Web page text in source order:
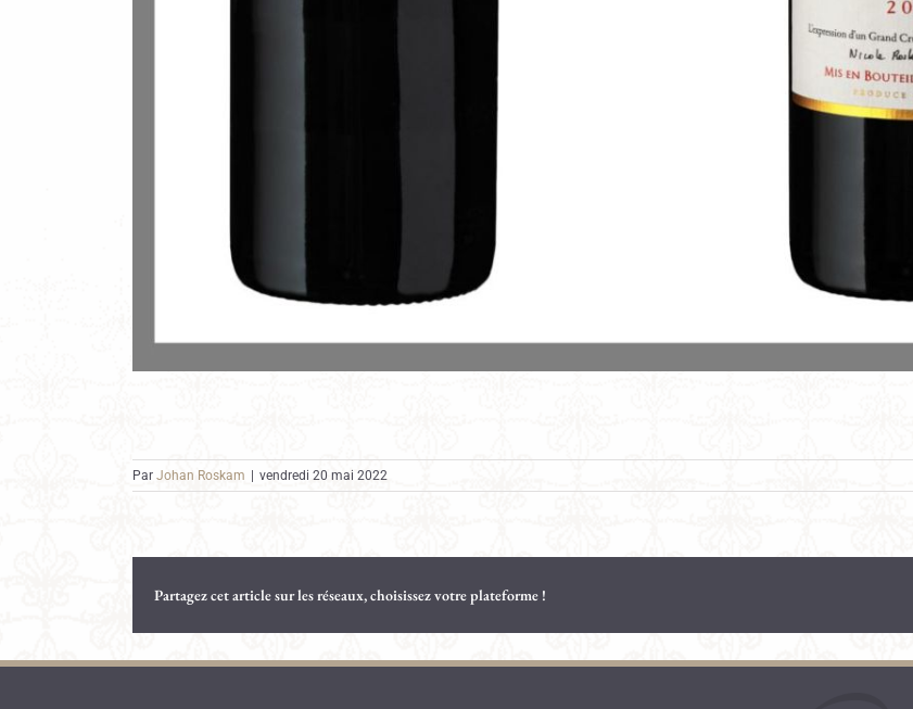
Par Johan Roskam vendredi 20 mai 2022
Partagez cet article sur les réseaux, choisissez votre plateforme !